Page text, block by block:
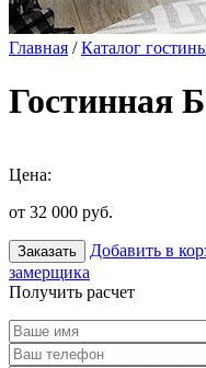
Главная /Каталог
Гостинная
Цена:
от 32 000 руб.
Заказать Добавить в
замерщика
Получить расчет